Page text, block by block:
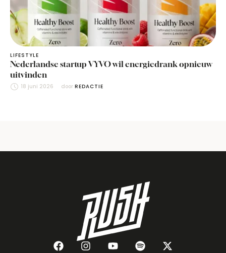
LIFESTYLE
Nederlandse startup VYVO wil energiedrank opnieuw
uitvinden
18 juni 2026 door REDACTIE